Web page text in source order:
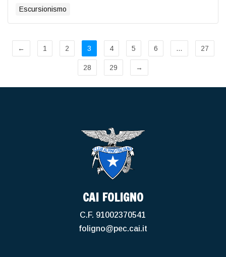
Escursionismo
← 1 2 3 4 5 6 … 27
28 29 →
CAI FOLIGNO
C.F. 91002370541
foligno@pec.cai.it